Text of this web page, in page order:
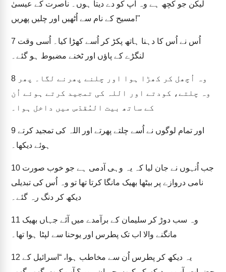
لیکن جو کچھ ہے وہ آپ کو دے دیتا ہوں۔ ناصرت کے عیسیٰ
مسیح کے نام سے اُٹھیں اور چلیں پھریں!"
7
لنگڑے کے پاؤں اور ٹخنے مضبوط ہو گئے۔
8
وہ چلتے، کودتے اور اللہ کی تمجید کرتے ہوئے اُن
کے ساتھ بیت المُقدّس میں داخل ہوا۔
9
ہوئے دیکھا۔
10
نامی دروازے پر بیٹھا بھیک مانگا کرتا تھا تو وہ اُس کی تبدیلی
دیکھ کر دنگ رہ گئے۔
11
مانگنے والا اب تک پطرس اور یوحنا سے لپٹا ہوا تھا۔
12